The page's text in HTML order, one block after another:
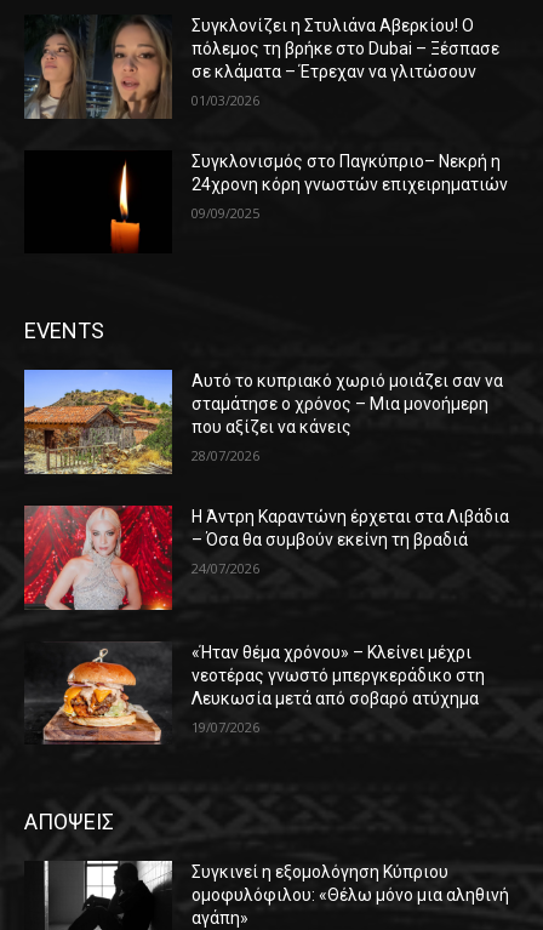
Συγκλονίζει η Στυλιάνα Αβερκίου! Ο
πόλεμος τη βρήκε στο Dubai – Ξέσπασε
σε κλάματα – Έτρεχαν να γλιτώσουν
01/03/2026
Συγκλονισμός στο Παγκύπριο– Νεκρή η
24χρονη κόρη γνωστών επιχειρηματιών
09/09/2025
EVENTS
Αυτό το κυπριακό χωριό μοιάζει σαν να
σταμάτησε ο χρόνος – Μια μονοήμερη
που αξίζει να κάνεις
28/07/2026
Η Άντρη Καραντώνη έρχεται στα Λιβάδια
– Όσα θα συμβούν εκείνη τη βραδιά
24/07/2026
«Ήταν θέμα χρόνου» – Κλείνει μέχρι
νεοτέρας γνωστό μπεργκεράδικο στη
Λευκωσία μετά από σοβαρό ατύχημα
19/07/2026
ΑΠΟΨΕΙΣ
Συγκινεί η εξομολόγηση Κύπριου
ομοφυλόφιλου: «Θέλω μόνο μια αληθινή
αγάπη»